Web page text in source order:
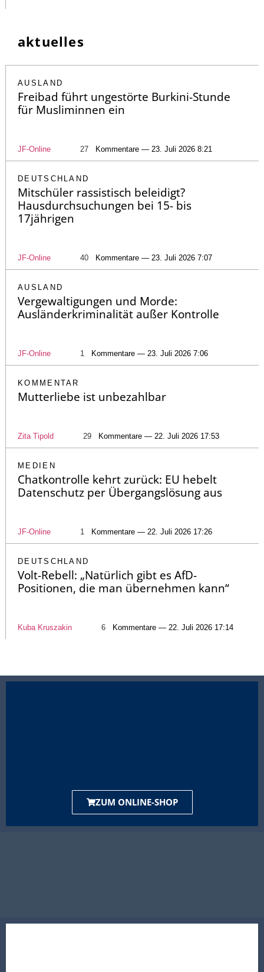
aktuelles
AUSLAND
Freibad führt ungestörte Burkini-Stunde
für Musliminnen ein
JF-Online 27 Kommentare — 23. Juli 2026 8:21
DEUTSCHLAND
Mitschüler rassistisch beleidigt?
Hausdurchsuchungen bei 15- bis
17jährigen
JF-Online 40 Kommentare — 23. Juli 2026 7:07
AUSLAND
Vergewaltigungen und Morde:
Ausländerkriminalität außer Kontrolle
JF-Online 1 Kommentare — 23. Juli 2026 7:06
KOMMENTAR
Mutterliebe ist unbezahlbar
Zita Tipold 29 Kommentare — 22. Juli 2026 17:53
MEDIEN
Chatkontrolle kehrt zurück: EU hebelt
Datenschutz per Übergangslösung aus
JF-Online 1 Kommentare — 22. Juli 2026 17:26
DEUTSCHLAND
Volt-Rebell: „Natürlich gibt es AfD-
Positionen, die man übernehmen kann“
Kuba Kruszakin 6 Kommentare — 22. Juli 2026 17:14
ZUM ONLINE-SHOP